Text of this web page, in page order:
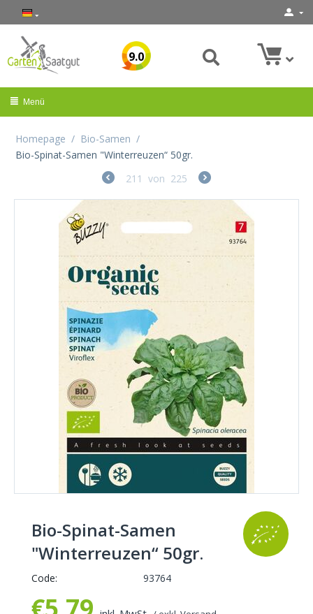
9.0
Menü
Homepage / Bio-Samen /
Bio-Spinat-Samen "Winterreuzen“ 50gr.
211 von 225
Bio-Spinat-Samen
"Winterreuzen“ 50gr.
Code: 93764